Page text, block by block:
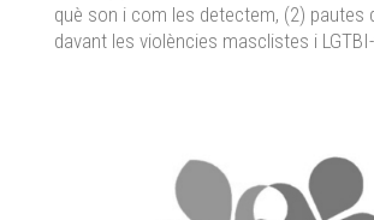
què son i com les detectem, (2) pautes
davant les violències masclistes i LGTBI-